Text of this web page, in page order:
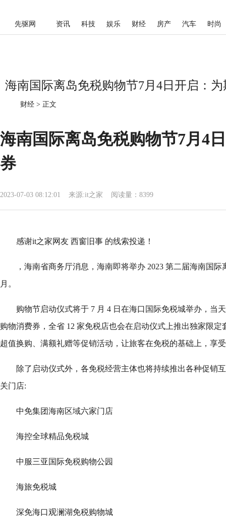
先驱网 资讯 科技 娱乐 财经 房产 汽车 时尚
海南国际离岛免税购物节7月4日开启：
财经 > 正文
海南国际离岛免税购物节7月4
券
2023-07-03 08:12:01 来源:it之家 阅读量：8399
感谢it之家网友 西窗旧事 的线索投递！
，海南省商务厅消息，海南即将举办 2023 第二届海南国
月。
购物节启动仪式将于 7 月 4 日在海口国际免税城举办，当
购物消费券，全省 12 家免税店也会在启动仪式上推出独家限
超值换购、满额礼赠等促销活动，让旅客在免税的基础上，享
除了启动仪式外，各免税经营主体也将持续推出各种促销
关门店:
中免集团海南区域六家门店
海控全球精品免税城
中服三亚国际免税购物公园
海旅免税城
深免海口观澜湖免税购物城